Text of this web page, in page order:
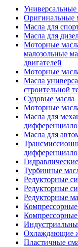
Оригинальные
Масла для
Масла для
Моторные
малозольные
двигателей
Моторные
Масла
строительной
Судовые масла
Моторные
Масла для
Масла для
Турбинные
Редукторные
Редукторные
Редукторные
Компрессорные
Охлаждающие
Пластичные